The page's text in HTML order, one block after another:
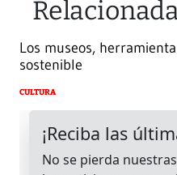
Los museos,
sostenible
CULTURA